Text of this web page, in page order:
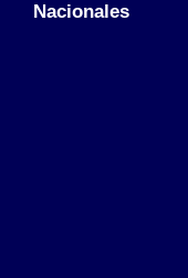
Nacionales